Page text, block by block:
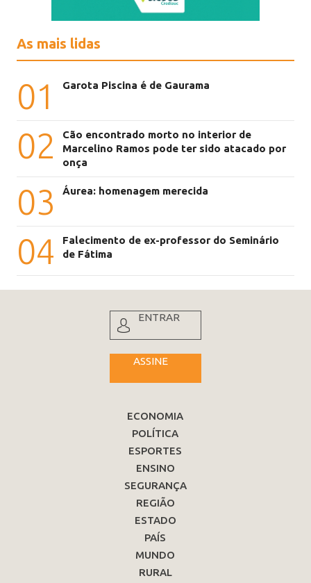
As mais lidas
01 Garota Piscina é de Gaurama
02
Cão encontrado morto no interior de
Marcelino Ramos pode ter sido atacado por
onça
03 Áurea: homenagem merecida
04
Falecimento de ex-professor do Seminário
de Fátima
ENTRAR
ASSINE
ECONOMIA
POLÍTICA
ESPORTES
ENSINO
SEGURANÇA
REGIÃO
ESTADO
PAÍS
MUNDO
RURAL